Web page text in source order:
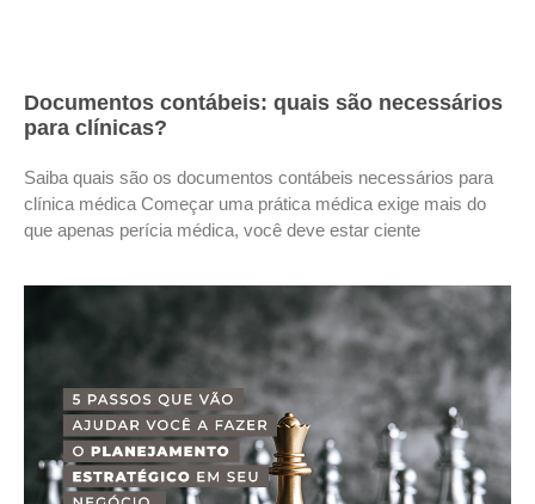
Documentos contábeis: quais são necessários
para clínicas?
Saiba quais são os documentos contábeis necessários para
clínica médica Começar uma prática médica exige mais do
que apenas perícia médica, você deve estar ciente